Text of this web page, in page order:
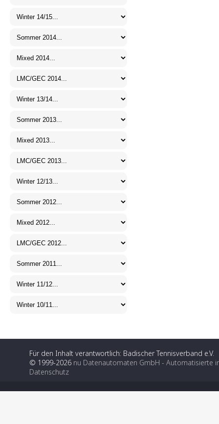
Für den Inhalt verantwortlich: Badischer Tennisverband e.V.
© 1999-2026 nu Datenautomaten GmbH - Automatisierte
Datenschutz